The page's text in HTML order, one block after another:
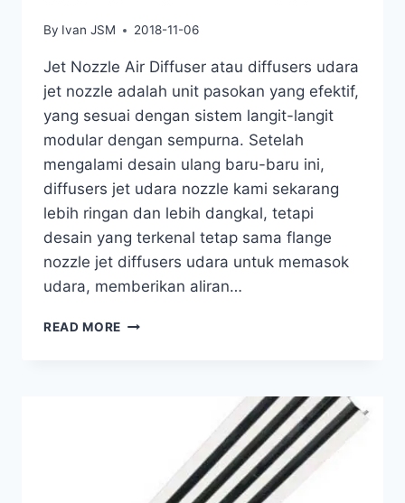
By Ivan JSM 2018-11-06
Jet Nozzle Air Diffuser atau diffusers udara
jet nozzle adalah unit pasokan yang efektif,
yang sesuai dengan sistem langit-langit
modular dengan sempurna. Setelah
mengalami desain ulang baru-baru ini,
diffusers jet udara nozzle kami sekarang
lebih ringan dan lebih dangkal, tetapi
desain yang terkenal tetap sama flange
nozzle jet diffusers udara untuk memasok
udara, memberikan aliran…
READ MORE